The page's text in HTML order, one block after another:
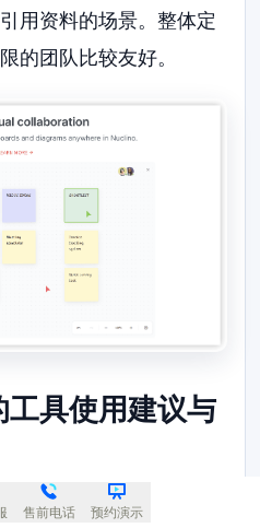
用资料的场景。整体定
的团队比较友好。
具使用建议与
。企业需要结合自身规
售前电话 预约演示